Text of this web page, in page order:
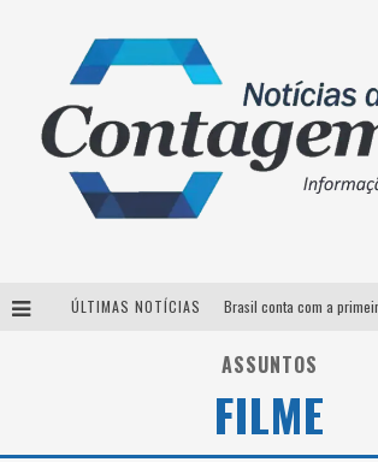
ÚLTIMAS NOTÍCIAS
ASSUNTOS
FILME